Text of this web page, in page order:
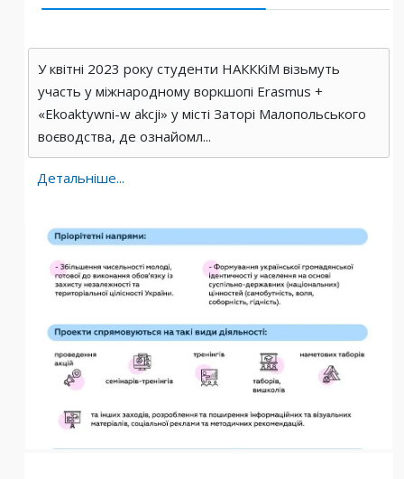
У квітні 2023 року студенти НАКККіМ візьмуть
участь у міжнародному воркшопі Erasmus +
«Ekoaktywni-w akcji» у місті Заторі Малопольського
воєводства, де ознайомл...
Детальніше...